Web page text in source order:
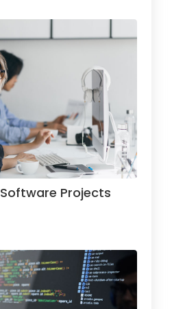
Projects